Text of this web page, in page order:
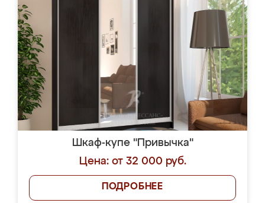
Шкаф-купе "Привычка"
Цена: от 32 000 руб.
ПОДРОБНЕЕ